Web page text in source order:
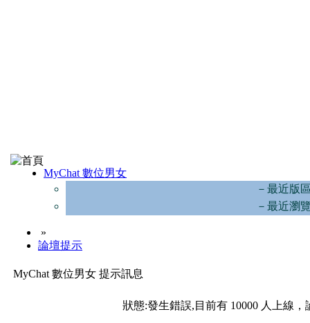
MyChat 數位男女
－最近版
－最近瀏
»
論壇提示
MyChat 數位男女 提示訊息
狀態:發生錯誤,目前有 10000 人上線